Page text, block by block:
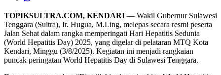
TOPIKSULTRA.COM, KENDARI — Wakil Gubernur Sulawesi
Tenggara (Sultra), Ir. Hugua, M.Ling, melepas secara resmi peserta
Jalan Sehat dalam rangka memperingati Hari Hepatitis Sedunia
(World Hepatitis Day) 2025, yang digelar di pelataran MTQ Kota
Kendari, Minggu (3/8/2025). Kegiatan ini menjadi rangkaian
puncak peringatan World Hepatitis Day di Sulawesi Tenggara.